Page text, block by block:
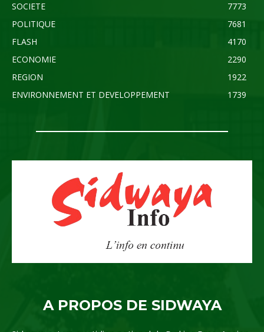
SOCIETE
7773
POLITIQUE
7681
FLASH
4170
ECONOMIE
2290
REGION
1922
ENVIRONNEMENT ET DEVELOPPEMENT
1739
A PROPOS DE SIDWAYA